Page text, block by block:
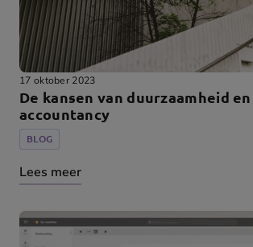
17 oktober 2023
De kansen van duurzaamheid en
accountancy
BLOG
Lees meer